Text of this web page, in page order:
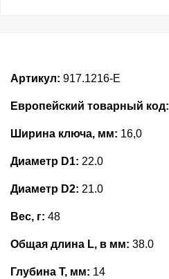
Артикул: 917.1216-E
Европейский товарный код:
Ширина ключа, мм: 16,0
Диаметр D1: 22.0
Диаметр D2: 21.0
Вес, г: 48
Общая длина L, в мм: 38.0
Глубина Т, мм: 14